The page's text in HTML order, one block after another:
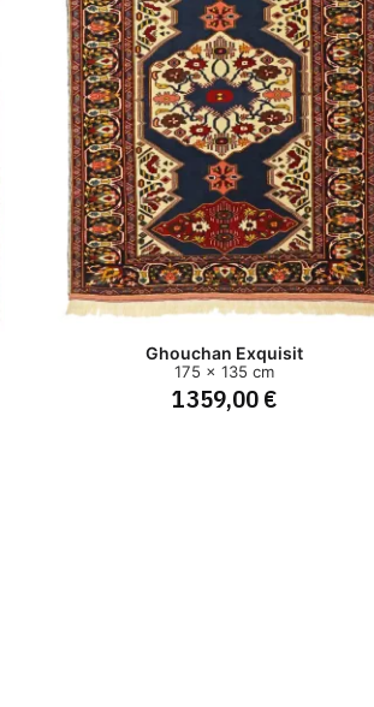
Ghouchan Exquisit
175 x 135 cm
1 359,00 €